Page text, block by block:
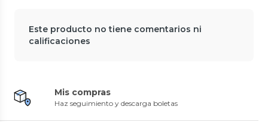
Este producto no tiene comentarios ni
calificaciones
Mis compras
Haz seguimiento y descarga boletas